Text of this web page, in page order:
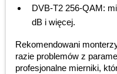
DVB-T2 256-QAM:
dB i więcej.
Rekomendowani
razie problemów z
profesjonalne mierniki,